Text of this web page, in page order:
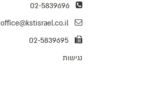
02-5839696
office@kstisrael.co.il
02-5839695
נגישות